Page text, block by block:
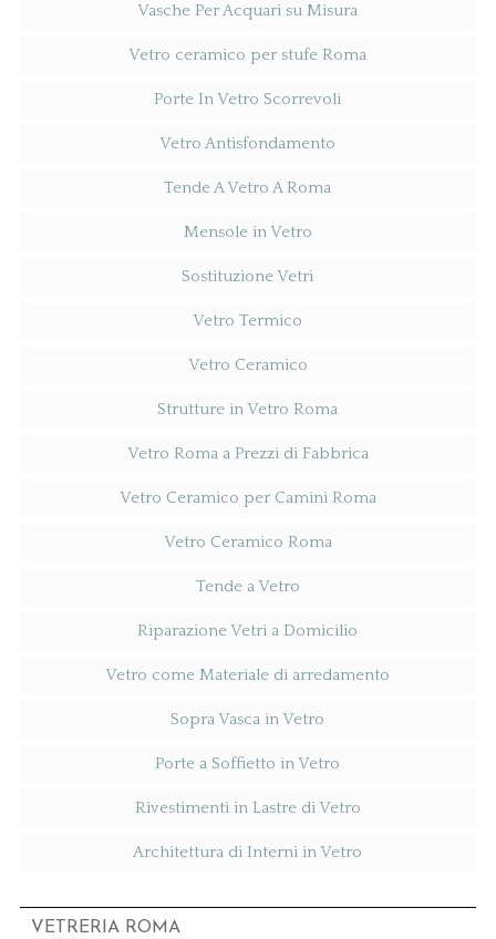
Vasche Per Acquari su Misura
Vetro ceramico per stufe Roma
Porte In Vetro Scorrevoli
Vetro Antisfondamento
Tende A Vetro A Roma
Mensole in Vetro
Sostituzione Vetri
Vetro Termico
Vetro Ceramico
Strutture in Vetro Roma
Vetro Roma a Prezzi di Fabbrica
Vetro Ceramico per Camini Roma
Vetro Ceramico Roma
Tende a Vetro
Riparazione Vetri a Domicilio
Vetro come Materiale di arredamento
Sopra Vasca in Vetro
Porte a Soffietto in Vetro
Rivestimenti in Lastre di Vetro
Architettura di Interni in Vetro
VETRERIA ROMA